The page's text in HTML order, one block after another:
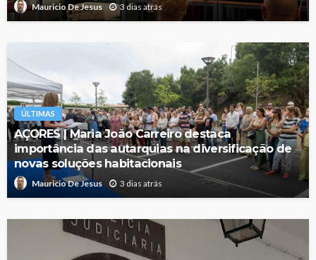
Mauricio De Jesus 3 dias atrás
ÚLTIMAS
AÇORES | Maria João Carreiro destaca
importância das autarquias na diversificação de
novas soluções habitacionais
Mauricio De Jesus 3 dias atrás